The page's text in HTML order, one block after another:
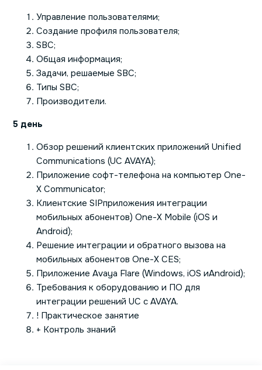
Управление пользователями;
Создание профиля пользователя;
SBC;
Общая информация;
Задачи, решаемые SBC;
Типы SBC;
Производители.
5 день
Обзор решений клиентских приложений Unified
Communications (UC AVAYA);
Приложение софт-телефона на компьютер One-
X Communicator;
Клиентские SIPприложения интеграции
мобильных абонентов) One-X Mobile (iOS и
Android);
Решение интеграции и обратного вызова на
мобильных абонентов One-X CES;
Приложение Avaya Flare (Windows, iOS иAndroid);
Требования к оборудованию и ПО для
интеграции решений UC с AVAYA.
! Практическое занятие
+ Контроль знаний